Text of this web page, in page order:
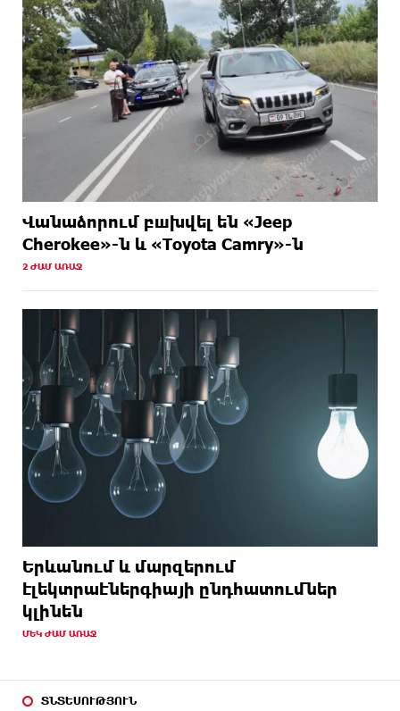
Վանաձորում բшխվել են «Jeep
Cherokee»-ն և «Toyota Camry»-ն
2 ԺԱՄ ԱՌԱՋ
Երևանում և մարզերում
էլեկտրաէներգիայի ընդհատումներ
կլինեն
ՄԵԿ ԺԱՄ ԱՌԱՋ
ՏՆՏԵՍՈՒԹՅՈՒՆ